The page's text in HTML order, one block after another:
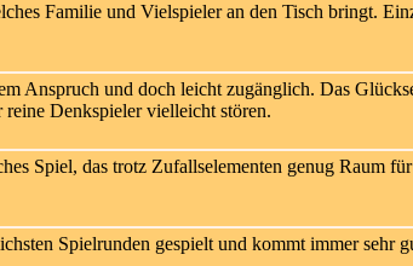
Familie und Vielspieler an den Tisch bringt.
Anspruch und doch leicht zugänglich. Das
Denkspieler vielleicht stören.
Spiel, das trotz Zufallselementen genug Raum
Spielrunden gespielt und kommt immer sehr